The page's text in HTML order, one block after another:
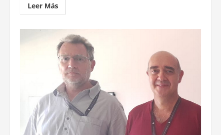
Leer MásLeer
más
Conocé
las
novedades
de
las
pantallas
INCAA
para
esta
semana